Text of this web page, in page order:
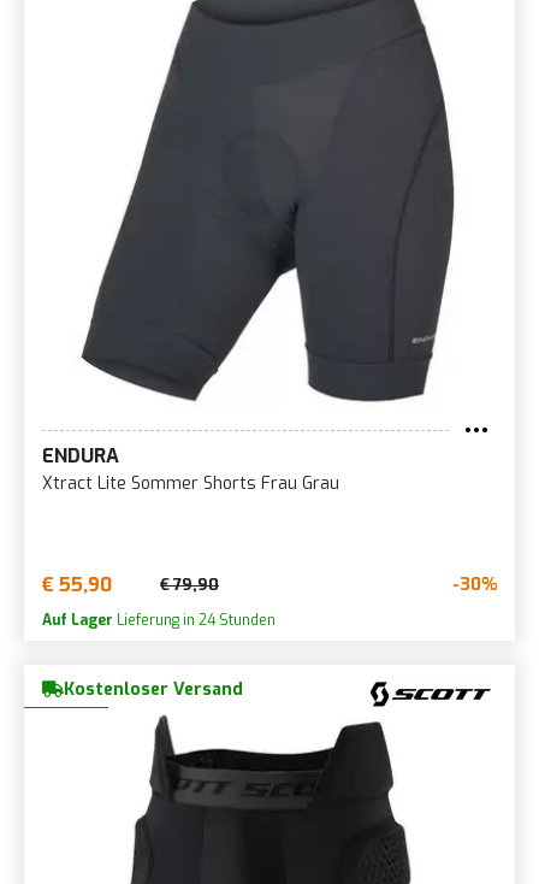
ENDURA
Xtract Lite Sommer Shorts Frau Grau
€ 55,90 € 79,90 -30%
Auf Lager Lieferung in 24 Stunden
Kostenloser Versand